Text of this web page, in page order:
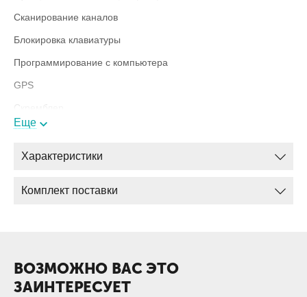
Сканирование каналов
Блокировка клавиатуры
Программирование с компьютера
GPS
Скремблер
Комплектация
Радиостанция
Еще
Характеристики
Комплект поставки
ВОЗМОЖНО ВАС ЭТО
ЗАИНТЕРЕСУЕТ